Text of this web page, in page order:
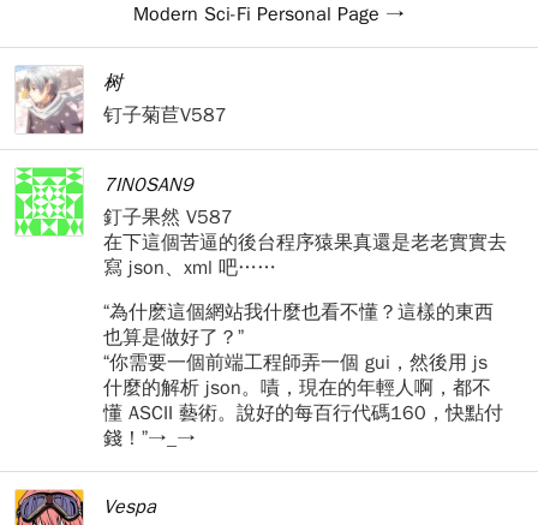
Modern Sci-Fi Personal Page
树
钉子菊苣V587
7IN0SAN9
釘子果然 V587
在下這個苦逼的後台程序猿果真還是老老實實去
寫 json、xml 吧……
“為什麽這個網站我什麼也看不懂？這樣的東西
也算是做好了？”
“你需要一個前端工程師弄一個 gui，然後用 js
什麼的解析 json。嘖，現在的年輕人啊，都不
懂 ASCII 藝術。說好的每百行代碼160，快點付
錢！”→_→
Vespa